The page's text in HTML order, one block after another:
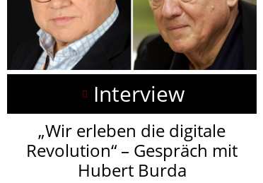
Interview
„Wir erleben die digitale
Revolution“ – Gespräch mit
Hubert Burda